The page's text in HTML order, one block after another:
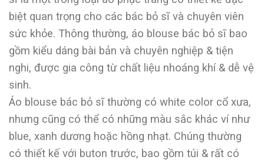
biệt quan trọng cho các bác bỏ sĩ và chuyên viên
sức khỏe. Thông thường, áo blouse bác bỏ sĩ bao
gồm kiểu dáng bài bản và chuyên nghiệp & tiện
nghi, được gia công từ chất liệu nhoáng khí & dễ vệ
sinh.
Áo blouse bác bỏ sĩ thường có white color cổ xưa,
nhưng cũng có thể có những màu sắc khác ví như
blue, xanh dương hoặc hồng nhạt. Chúng thường
có thiết kế với buton trước, bao gồm túi & rất có